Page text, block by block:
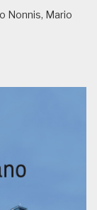
Nonnis, Mario